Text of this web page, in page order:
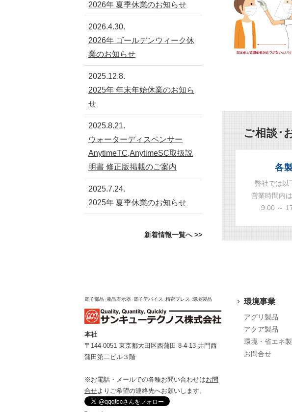
ご相談･
各
弊社では以
営業時間内
9:00 ～
2026年 夏季休業のお知らせ
2026.4.30.
2026年 ゴールデンウィーク休
業のお知らせ
2025.12.8.
2025年 年末年始休業のお知ら
せ
2025.8.21.
ウォーターディスペンサー
AnytimeTC,AnytimeSC取扱説
明書 修正版掲載のご案内
2025.7.24.
2025年 夏季休業のお知らせ
新着情報一覧へ >>
電子部品･液晶表示器･電子デバイス･精密プレス･環境製品
本社
〒144-0051 東京都⼤⽥区⻄蒲⽥ 8-4-13 井⾨⻄
蒲⽥第⼆ビル３階
※お電話・メールでの各種お問い合わせはお問
合せよりご希望の連絡先へお願いします。
環境事業
アグリ製品
アクア製品
環境・省エネ
お問合せ